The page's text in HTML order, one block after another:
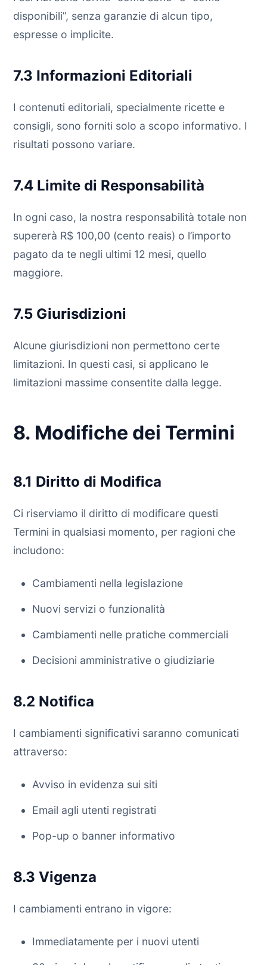
disponibili”, senza garanzie di alcun tipo,
espresse o implicite.
7.3 Informazioni Editoriali
I contenuti editoriali, specialmente ricette e
consigli, sono forniti solo a scopo informativo. I
risultati possono variare.
7.4 Limite di Responsabilità
In ogni caso, la nostra responsabilità totale non
supererà R$ 100,00 (cento reais) o l’importo
pagato da te negli ultimi 12 mesi, quello
maggiore.
7.5 Giurisdizioni
Alcune giurisdizioni non permettono certe
limitazioni. In questi casi, si applicano le
limitazioni massime consentite dalla legge.
8. Modifiche dei Termini
8.1 Diritto di Modifica
Ci riserviamo il diritto di modificare questi
Termini in qualsiasi momento, per ragioni che
includono:
Cambiamenti nella legislazione
Nuovi servizi o funzionalità
Cambiamenti nelle pratiche commerciali
Decisioni amministrative o giudiziarie
8.2 Notifica
I cambiamenti significativi saranno comunicati
attraverso:
Avviso in evidenza sui siti
Email agli utenti registrati
Pop-up o banner informativo
8.3 Vigenza
I cambiamenti entrano in vigore:
Immediatamente per i nuovi utenti